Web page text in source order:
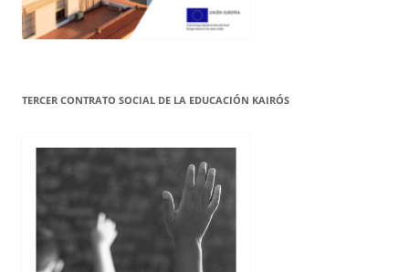
TERCER CONTRATO SOCIAL DE LA EDUCACIÓN KAIRÓS